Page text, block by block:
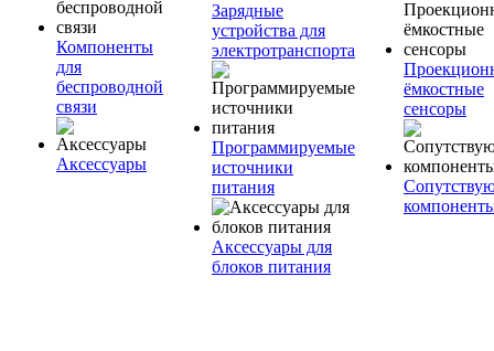
Компоненты
для
беспроводной
связи
Аксессуары
Зарядные
устройства для
электротранспорта
Программируемые
источники
питания
Аксессуары для
блоков питания
ёмкостные
сенсоры